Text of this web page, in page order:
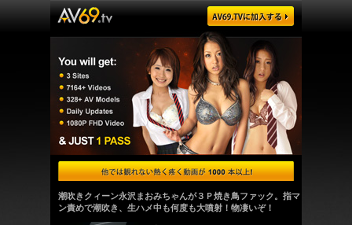
潮吹きクィーン永沢まおみちゃんが３Ｐ焼き鳥ファック。指マ
ン責めで潮吹き、生ハメ中も何度も大噴射！物凄いぞ！